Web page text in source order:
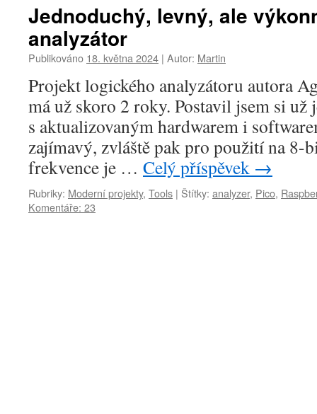
Jednoduchý, levný, ale
analyzátor
Publikováno 18. května 2024 | Autor: Martin
Projekt logického analyzátoru autora
má už skoro 2 roky. Postavil jsem si
s aktualizovaným hardwarem i
zajímavý, zvláště pak pro použití na 8-
frekvence je … Celý příspěvek →
Rubriky: Moderní projekty, Tools | Štítky: analyzer, Pico,
Komentáře: 23